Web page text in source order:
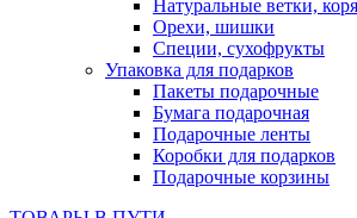
Натуральные ветки,
Орехи, шишки
Специи, сухофрукты
Упаковка для подарков
Пакеты подарочные
Бумага подарочная
Подарочные ленты
Коробки для подарков
Подарочные корзины